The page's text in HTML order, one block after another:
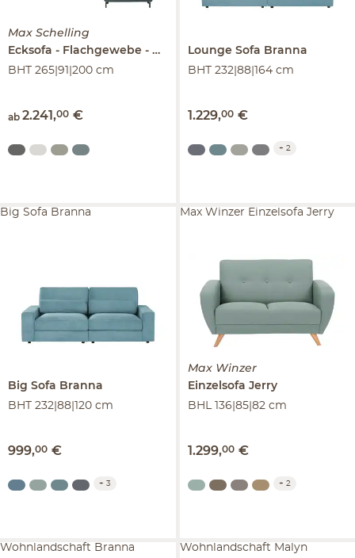
Max Schelling
Ecksofa Flachgewebe
Maximum Plus
BHT 265|91|200 cm
ab 2.241,00 €
Lounge Sofa Branna
BHT 232|88|164 cm
1.229,00 €
+ 2
Big Sofa Branna
BHT 232|88|120 cm
999,00 €
Big Sofa Branna
+ 3
Max Winzer
Einzelsofa Jerry
BHL 136|85|82 cm
1.299,00 €
Max Winzer Einzelsofa Jerry
+ 2
Wohnlandschaft Branna Wohnlandschaft Malyn